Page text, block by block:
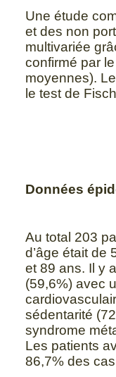
Une étude
et des non
multivariée
confirmé par
moyennes).
le test de
Données
Au total 203
d’âge était de
et 89 ans. Il y
(59,6%) avec
sédentarité
syndrome
Les patients
86,7% des